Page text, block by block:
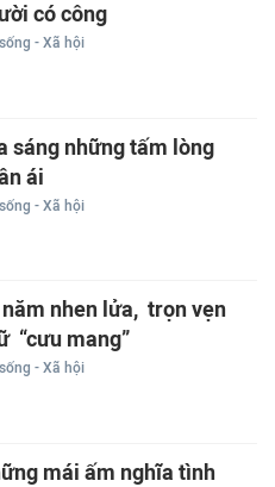
có công
- Xã hội
sáng những tấm lòng
ái
- Xã hội
năm nhen lửa, trọn vẹn
“cưu mang”
- Xã hội
mái ấm nghĩa tình